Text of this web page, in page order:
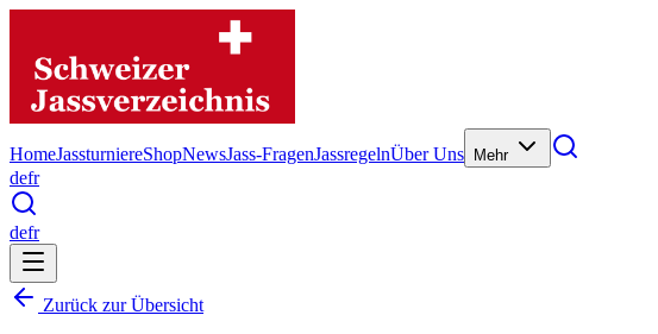
HomeJassturniereShopNewsJass-FragenJassregelnÜber Uns Mehr
defr
defr
Zurück zur Übersicht